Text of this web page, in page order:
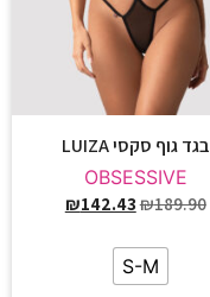
בגד גוף סקסי LUIZA
OBSESSIVE
₪189.90
₪142.43
S-M